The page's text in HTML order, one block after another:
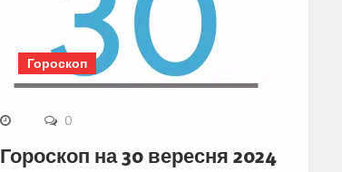
Гороскоп
0
Гороскоп на 30 вересня 2024